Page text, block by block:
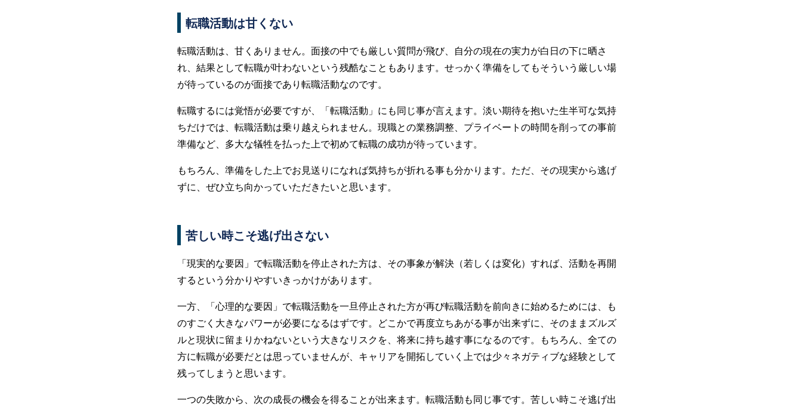
転職活動は甘くない
転職活動は、甘くありません。面接の中でも厳しい質問が飛び、自分の現在の実力が白日の下に晒さ
れ、結果として転職が叶わないという残酷なこともあります。せっかく準備をしてもそういう厳しい場
が待っているのが面接であり転職活動なのです。
転職するには覚悟が必要ですが、「転職活動」にも同じ事が言えます。淡い期待を抱いた生半可な気持
ちだけでは、転職活動は乗り越えられません。現職との業務調整、プライベートの時間を削っての事前
準備など、多大な犠牲を払った上で初めて転職の成功が待っています。
もちろん、準備をした上でお見送りになれば気持ちが折れる事も分かります。ただ、その現実から逃げ
ずに、ぜひ立ち向かっていただきたいと思います。
苦しい時こそ逃げ出さない
「現実的な要因」で転職活動を停止された方は、その事象が解決（若しくは変化）すれば、活動を再開
するという分かりやすいきっかけがあります。
一方、「心理的な要因」で転職活動を一旦停止された方が再び転職活動を前向きに始めるためには、も
のすごく大きなパワーが必要になるはずです。どこかで再度立ちあがる事が出来ずに、そのままズルズ
ルと現状に留まりかねないという大きなリスクを、将来に持ち越す事になるのです。もちろん、全ての
方に転職が必要だとは思っていませんが、キャリアを開拓していく上では少々ネガティブな経験として
残ってしまうと思います。
一つの失敗から、次の成長の機会を得ることが出来ます。転職活動も同じ事です。苦しい時こそ逃げ出